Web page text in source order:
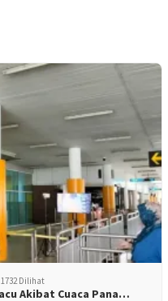
1732 Dilihat
Akibat Cuaca Pana…